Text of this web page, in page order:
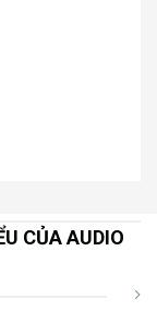
CỦA AUDIO